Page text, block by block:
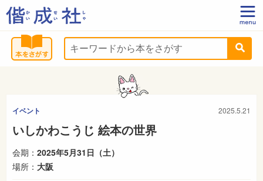
イベント 2025.5.21
いしかわこうじ 絵本の世界
会期： 2025年5月31日（土）
場所： 大阪